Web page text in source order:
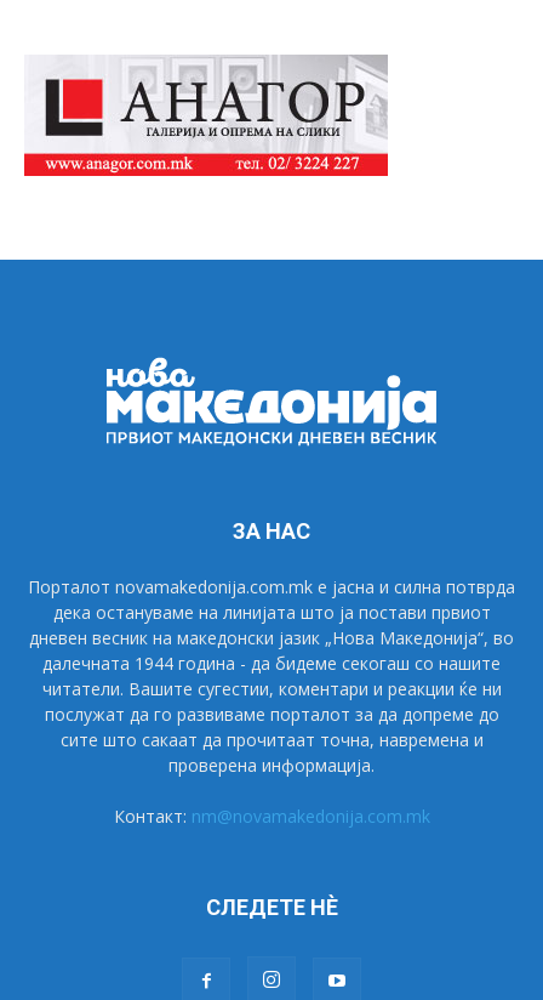
ЗА НАС
Порталот novamakedonija.com.mk е јасна и силна потврда
дека остануваме на линијата што ја постави првиот
дневен весник на македонски јазик „Нова Македонија“, во
далечната 1944 година - да бидеме секогаш со нашите
читатели. Вашите сугестии, коментари и реакции ќе ни
послужат да го развиваме порталот за да допреме до
сите што сакаат да прочитаат точна, навремена и
проверена информација.
Контакт: nm@novamakedonija.com.mk
СЛЕДЕТЕ НÈ